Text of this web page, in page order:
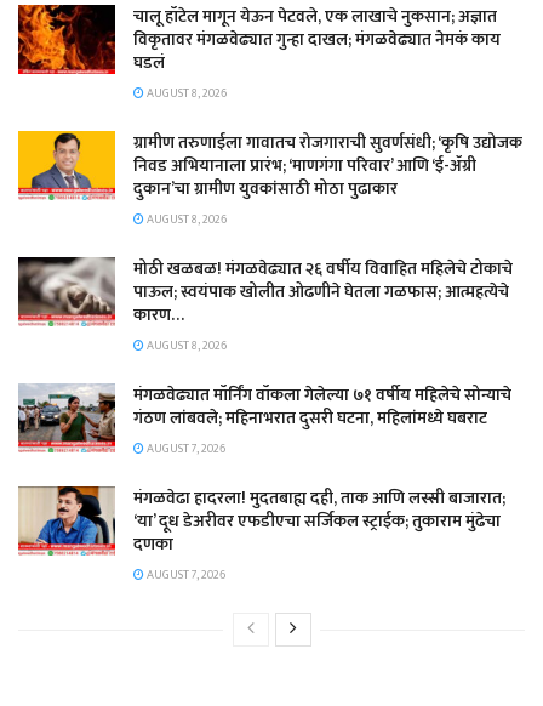
चालू हॉटेल मागून येऊन पेटवले, एक लाखाचे नुकसान; अज्ञात
विकृतावर मंगळवेढ्यात गुन्हा दाखल; मंगळवेढ्यात नेमकं काय
घडलं
AUGUST 8, 2026
​ग्रामीण तरुणाईला गावातच रोजगाराची सुवर्णसंधी; ‘कृषि उद्योजक
निवड अभियानाला प्रारंभ; ‘माणगंगा परिवार’ आणि ‘ई-ॲग्री
दुकान’चा ग्रामीण युवकांसाठी मोठा पुढाकार
AUGUST 8, 2026
मोठी खळबळ! मंगळवेढ्यात २६ वर्षीय विवाहित महिलेचे टोकाचे
पाऊल; स्वयंपाक खोलीत ओढणीने घेतला गळफास; आत्महत्येचे
कारण…
AUGUST 8, 2026
मंगळवेढ्यात मॉर्निंग वॉकला गेलेल्या ७१ वर्षीय महिलेचे सोन्याचे
गंठण लांबवले; महिनाभरात दुसरी घटना, महिलांमध्ये घबराट
AUGUST 7, 2026
​मंगळवेढा हादरला! मुदतबाह्य दही, ताक आणि लस्सी बाजारात;
‘या’ दूध डेअरीवर एफडीएचा सर्जिकल स्ट्राईक; ​तुकाराम मुंढेचा
दणका
AUGUST 7, 2026